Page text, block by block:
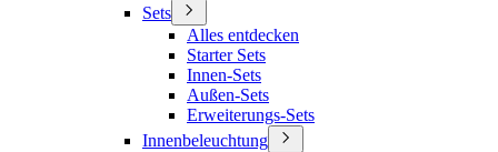
Sets
Alles entdecken
Starter Sets
Innen-Sets
Außen-Sets
Erweiterungs-Sets
Innenbeleuchtung